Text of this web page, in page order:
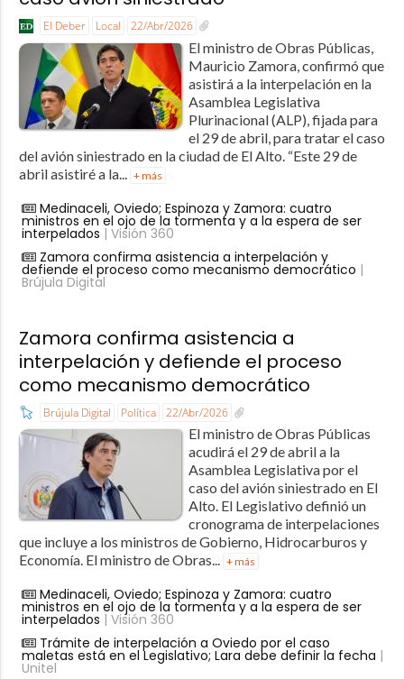
El Deber Local 22/Abr/2026
El ministro de Obras Públicas,
Mauricio Zamora, confirmó que
asistirá a la interpelación en la
Asamblea Legislativa
Plurinacional (ALP), fijada para
el 29 de abril, para tratar el caso
del avión siniestrado en la ciudad de El Alto. “Este 29 de
abril asistiré a la...
+ más
Medinaceli, Oviedo; Espinoza y Zamora: cuatro
ministros en el ojo de la tormenta y a la espera de ser
interpelados | Visión 360
Zamora confirma asistencia a interpelación y
defiende el proceso como mecanismo democrático |
Brújula Digital
Zamora confirma asistencia a
interpelación y defiende el proceso
como mecanismo democrático
Brújula Digital Política 22/Abr/2026
El ministro de Obras Públicas
acudirá el 29 de abril a la
Asamblea Legislativa por el
caso del avión siniestrado en El
Alto. El Legislativo definió un
cronograma de interpelaciones
que incluye a los ministros de Gobierno, Hidrocarburos y
Economía. El ministro de Obras... + más
Medinaceli, Oviedo; Espinoza y Zamora: cuatro
ministros en el ojo de la tormenta y a la espera de ser
interpelados | Visión 360
Trámite de interpelación a Oviedo por el caso
maletas está en el Legislativo; Lara debe definir la fecha |
Unitel